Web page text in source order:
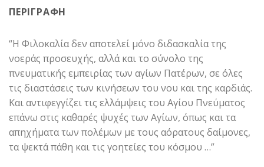
ΠΕΡΙΓΡΑΦΉ
“Η Φιλοκαλία δεν αποτελεί μόνο διδασκαλία της
νοεράς προσευχής, αλλά και το σύνολο της
πνευματικής εμπειρίας των αγίων Πατέρων, σε όλες
τις διαστάσεις των κινήσεων του νου και της καρδιάς.
Και αντιφεγγίζει τις ελλάμψεις του Αγίου Πνεύματος
επάνω στις καθαρές ψυχές των Αγίων, όπως και τα
απηχήματα των πολέμων με τους αόρατους δαίμονες,
τα ψεκτά πάθη και τις γοητείες του κόσμου …”